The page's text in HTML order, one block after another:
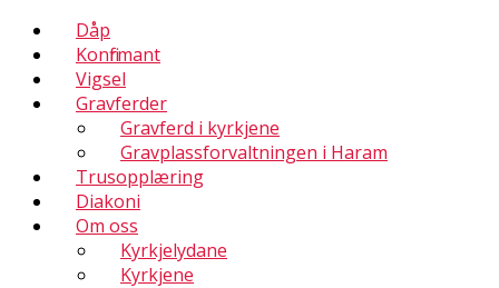
Dåp
Konfirmant
Vigsel
Gravferder
Gravferd i kyrkjene
Gravplassforvaltningen i Haram
Trusopplæring
Diakoni
Om oss
Kyrkjelydane
Kyrkjene